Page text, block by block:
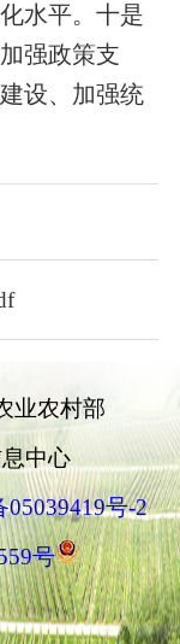
水平。十是
强政策支
设、加强统
业农村部
中心
05039419号-2
号